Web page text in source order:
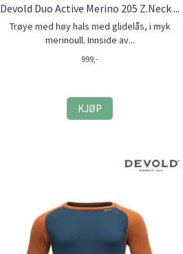
Devold Duo Active Merino 205 Z.Neck ...
Trøye med høy hals med glidelås, i myk
merinoull. Innside av...
999,-
KJØP